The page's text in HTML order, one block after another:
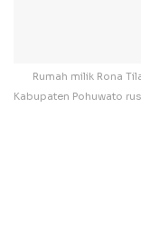
Rumah milik Rona
Kabupaten Pohuwato